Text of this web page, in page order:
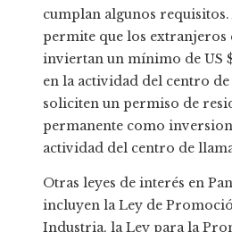
cumplan algunos requisitos.
permite que los extranjeros
inviertan un mínimo de US
en la actividad del centro de
soliciten un permiso de
permanente como
actividad del centro de
Otras leyes de interés en
incluyen la Ley de
Industria, la Ley para la